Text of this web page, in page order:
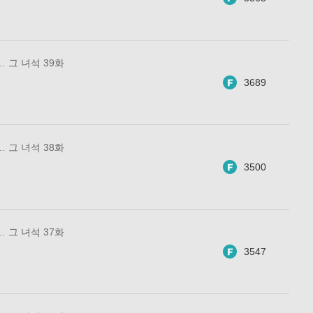
그 녀석 39화
3689
그 녀석 38화
3500
그 녀석 37화
3547